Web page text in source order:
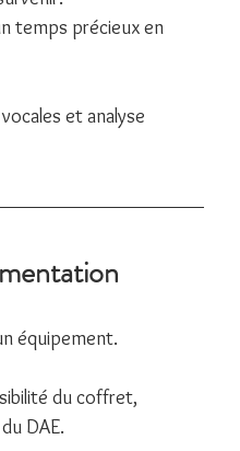
temps précieux en
et analyse
équipement.
du coffret,
DAE.